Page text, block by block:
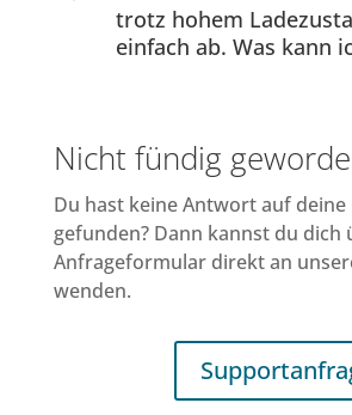
trotz hohem
einfach ab. Was kann
Nicht fündig
Du hast keine Antwort auf deine
gefunden? Dann kannst du dich
Anfrageformular direkt an
wenden.